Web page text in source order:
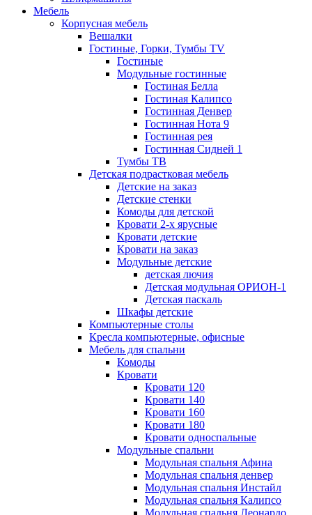
Мебель
Корпусная мебель
Вешалки
Гостиные, Горки, Тумбы TV
Гостиные
Модульные гостинные
Гостиная Белла
Гостиная Калипсо
Гостинная Денвер
Гостинная Нота 9
Гостинная рея
Гостинная Сидней 1
Тумбы ТВ
Детская подрастковая мебель
Детские на заказ
Детские стенки
Комоды для детской
Кровати 2-х ярусные
Кровати детские
Кровати на заказ
Модульные детские
детская лючия
Детская модульная ОРИОН-1
Детская паскаль
Шкафы детские
Компьютерные столы
Кресла компьютерные, офисные
Мебель для спальни
Комоды
Кровати
Кровати 120
Кровати 140
Кровати 160
Кровати 180
Кровати односпальные
Модульные спальни
Модульная спальня Афина
Модульная спальня денвер
Модульная спальня Инстайл
Модульная спальня Калипсо